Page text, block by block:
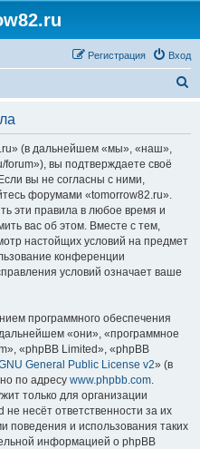
Вход
Регистрация
(в дальнейшем «мы», «наш»,
вы подтверждаете своё
вы не согласны с ними,
форумами «tomorrow82.ru».
эти правила в любое время и
вас об этом. Вместе с тем,
настойщих условий на предмет
конференции
условий означает ваше
программного обеспечения
«они», «программное
«phpBB Limited», «phpBB
General Public License v2» (в
по адресу www.phpbb.com.
только для организации
несёт ответственности за их
поведения и использования таких
информацией о phpBB